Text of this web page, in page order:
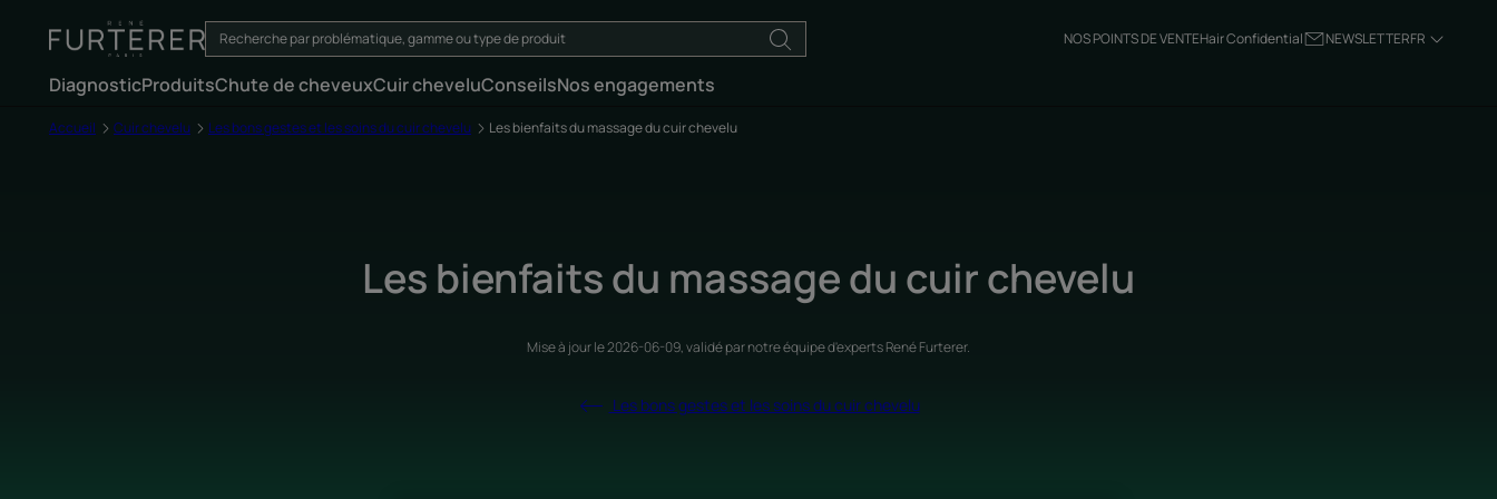
NOS POINTS DE VENTEHair Confidential NEWSLETTERFR
DiagnosticProduitsChute de cheveuxCuir cheveluConseilsNos engagements
Accueil Cuir chevelu Les bons gestes et les soins du cuir chevelu Les bienfaits du massage du cuir chevelu
Les bienfaits du massage du cuir chevelu
Mise à jour le2026-06-09, validé parnotre équipe d'experts René Furterer.
Les bons gestes et les soins du cuir chevelu